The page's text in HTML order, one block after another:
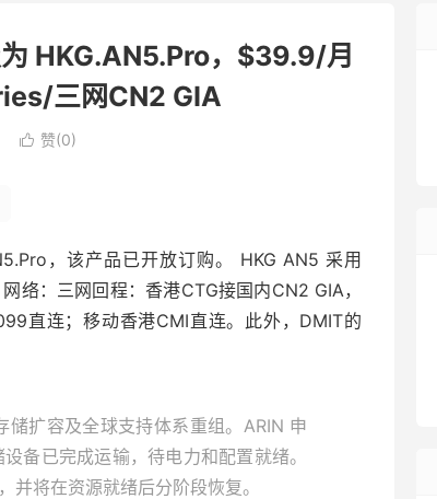
HKG.AN5.Pro，$39.9/月
三网CN2 GIA
 赞(0)
，该产品已开放订购。 HKG AN5 采用
：三网回程：香港CTG接国内CN2 GIA，
直连；移动香港CMI直连。此外，DMIT的
扩容及全球支持体系重组。ARIN 申
备已完成运输，待电力和配置就绪。
将在资源就绪后分阶段恢复。